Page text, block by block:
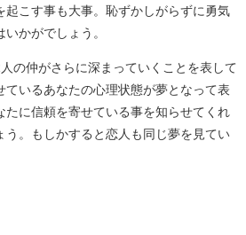
起こす事も大事。恥ずかしがらずに勇気
かがでしょう。
の仲がさらに深まっていくことを表して
ているあなたの心理状態が夢となって表
たに信頼を寄せている事を知らせてくれ
う。もしかすると恋人も同じ夢を見てい